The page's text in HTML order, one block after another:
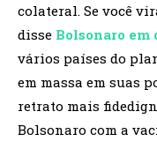
colateral. Se você
disse Bolsonaro em
vários países do
em massa em suas
retrato mais
Bolsonaro com a